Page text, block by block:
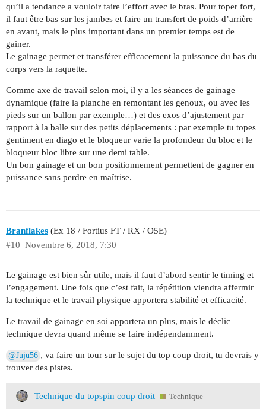
qu’il a tendance a vouloir faire l’effort avec le bras. Pour toper fort,
il faut être bas sur les jambes et faire un transfert de poids d’arrière
en avant, mais le plus important dans un premier temps est de
gainer.
Le gainage permet et transférer efficacement la puissance du bas du
corps vers la raquette.
Comme axe de travail selon moi, il y a les séances de gainage
dynamique (faire la planche en remontant les genoux, ou avec les
pieds sur un ballon par exemple…) et des exos d’ajustement par
rapport à la balle sur des petits déplacements : par exemple tu topes
gentiment en diago et le bloqueur varie la profondeur du bloc et le
bloqueur bloc libre sur une demi table.
Un bon gainage et un bon positionnement permettent de gagner en
puissance sans perdre en maîtrise.
Branflakes (Ex 18 / Fortius FT / RX / O5E)
Novembre 6, 2018, 7:30
#10
Le gainage est bien sûr utile, mais il faut d’abord sentir le timing et
l’engagement. Une fois que c’est fait, la répétition viendra affermir
la technique et le travail physique apportera stabilité et efficacité.
Le travail de gainage en soi apportera un plus, mais le déclic
technique devra quand même se faire indépendamment.
@Juju56 , va faire un tour sur le sujet du top coup droit, tu devrais y
trouver des pistes.
Technique du topspin coup droit Technique